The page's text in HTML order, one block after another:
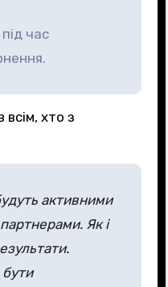
час
хто з
активними
Як і
бути